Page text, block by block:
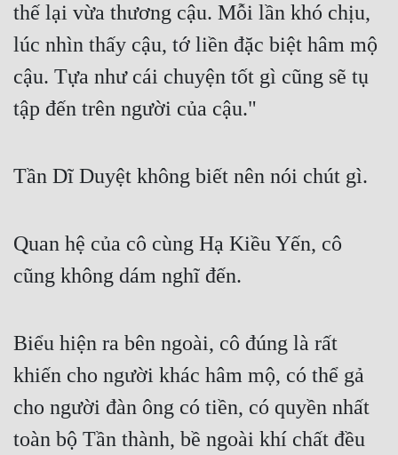
Quân Sự
Sảng Văn
Tiểu Thuyết
Trinh Thám
Trùng Sinh
Trọng Sinh
Tu Chân
Tu Tiên
thế lại vừa thương cậu. Mỗi lần khó chịu,
lúc nhìn thấy cậu, tớ liền đặc biệt hâm mộ
cậu. Tựa như cái chuyện tốt gì cũng sẽ tụ
tập đến trên người của cậu."
Tần Dĩ Duyệt không biết nên nói chút gì.
Quan hệ của cô cùng Hạ Kiều Yến, cô
cũng không dám nghĩ đến.
Biểu hiện ra bên ngoài, cô đúng là rất
khiến cho người khác hâm mộ, có thể gả
cho người đàn ông có tiền, có quyền nhất
toàn bộ Tần thành, bề ngoài khí chất đều